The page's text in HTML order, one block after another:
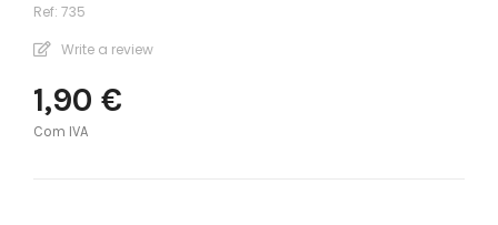
Ref: 735
Write a review
1,90 €
Com IVA